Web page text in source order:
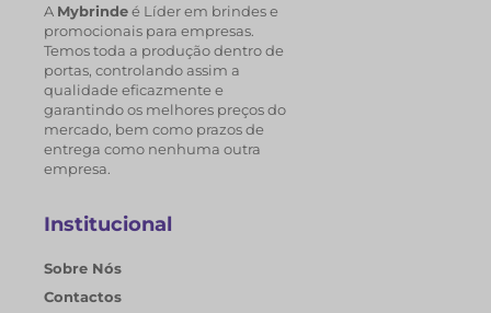
A Mybrindeé Líder em brindes e
promocionais para empresas.
Temos toda a produção dentro de
portas, controlando assim a
qualidade eficazmente e
garantindo os melhores preços do
mercado, bem como prazos de
entrega como nenhuma outra
empresa.
Institucional
Sobre Nós
Contactos